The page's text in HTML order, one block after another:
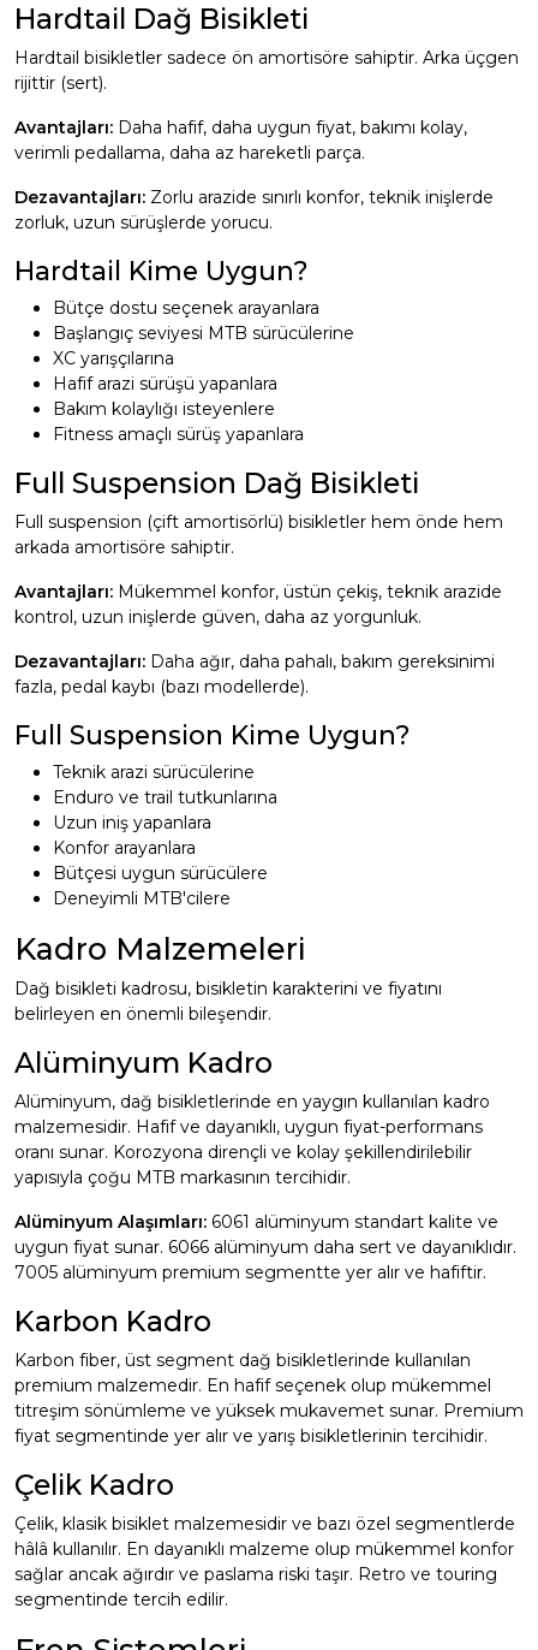
Hardtail Dağ Bisikleti
Hardtail bisikletler sadece ön amortisöre sahiptir. Arka üçgen
rijittir (sert).
Avantajları: Daha hafif, daha uygun fiyat, bakımı kolay,
verimli pedallama, daha az hareketli parça.
Dezavantajları: Zorlu arazide sınırlı konfor, teknik inişlerde
zorluk, uzun sürüşlerde yorucu.
Hardtail Kime Uygun?
Bütçe dostu seçenek arayanlara
Başlangıç seviyesi MTB sürücülerine
XC yarışçılarına
Hafif arazi sürüşü yapanlara
Bakım kolaylığı isteyenlere
Fitness amaçlı sürüş yapanlara
Full Suspension Dağ Bisikleti
Full suspension (çift amortisörlü) bisikletler hem önde hem
arkada amortisöre sahiptir.
Avantajları: Mükemmel konfor, üstün çekiş, teknik arazide
kontrol, uzun inişlerde güven, daha az yorgunluk.
Dezavantajları: Daha ağır, daha pahalı, bakım gereksinimi
fazla, pedal kaybı (bazı modellerde).
Full Suspension Kime Uygun?
Teknik arazi sürücülerine
Enduro ve trail tutkunlarına
Uzun iniş yapanlara
Konfor arayanlara
Bütçesi uygun sürücülere
Deneyimli MTB'cilere
Kadro Malzemeleri
Dağ bisikleti kadrosu, bisikletin karakterini ve fiyatını
belirleyen en önemli bileşendir.
Alüminyum Kadro
Alüminyum, dağ bisikletlerinde en yaygın kullanılan kadro
malzemesidir. Hafif ve dayanıklı, uygun fiyat-performans
oranı sunar. Korozyona dirençli ve kolay şekillendirilebilir
yapısıyla çoğu MTB markasının tercihidir.
Alüminyum Alaşımları: 6061 alüminyum standart kalite ve
uygun fiyat sunar. 6066 alüminyum daha sert ve dayanıklıdır.
7005 alüminyum premium segmentte yer alır ve hafiftir.
Karbon Kadro
Karbon fiber, üst segment dağ bisikletlerinde kullanılan
premium malzemedir. En hafif seçenek olup mükemmel
titreşim sönümleme ve yüksek mukavemet sunar. Premium
fiyat segmentinde yer alır ve yarış bisikletlerinin tercihidir.
Çelik Kadro
Çelik, klasik bisiklet malzemesidir ve bazı özel segmentlerde
hâlâ kullanılır. En dayanıklı malzeme olup mükemmel konfor
sağlar ancak ağırdır ve paslama riski taşır. Retro ve touring
segmentinde tercih edilir.